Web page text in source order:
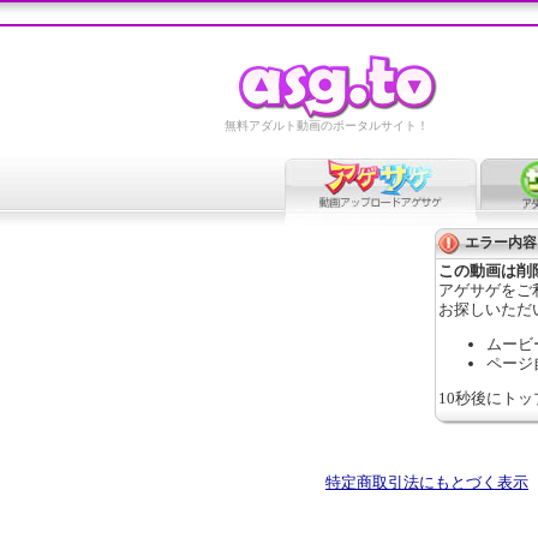
無料アダルト動画のポータルサイト！
エラー内容
この動画は削
アゲサゲをご
お探しいただ
ムービ
ページ
10秒後にト
特定商取引法にもとづく表示